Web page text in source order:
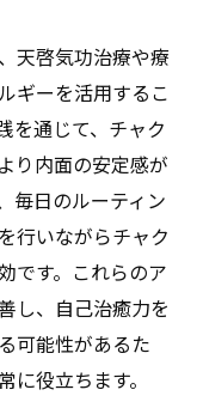
天啓気功治療や療
ギーを活用するこ
を通じて、チャク
り内面の安定感が
毎日のルーティン
行いながらチャク
です。これらのア
し、自己治癒力を
可能性があるた
役立ちます。